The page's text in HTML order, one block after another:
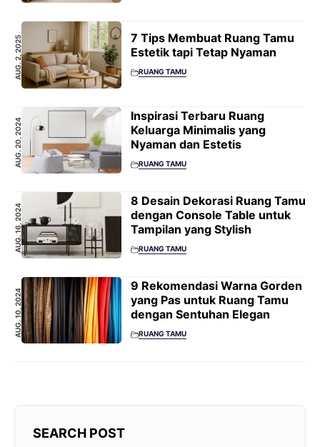
AUG. 2, 2025
7 Tips Membuat Ruang Tamu
Estetik tapi Tetap Nyaman
RUANG TAMU
AUG. 20, 2024
Inspirasi Terbaru Ruang
Keluarga Minimalis yang
Nyaman dan Estetis
RUANG TAMU
AUG. 16, 2024
8 Desain Dekorasi Ruang Tamu
dengan Console Table untuk
Tampilan yang Stylish
RUANG TAMU
AUG. 10, 2024
9 Rekomendasi Warna Gorden
yang Pas untuk Ruang Tamu
dengan Sentuhan Elegan
RUANG TAMU
SEARCH POST